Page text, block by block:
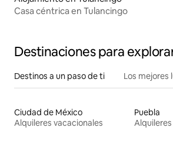
Casa céntrica en Tulancingo
Destinaciones para
Destinos a un paso de ti Los mejores
Ciudad de México
Alquileres vacacionales
Puebla